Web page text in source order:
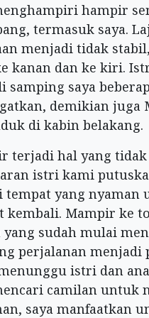
hampir
termasuk saya.
menjadi tidak
kanan dan ke kiri.
samping saya
demikian juga
di kabin belakang.
terjadi hal yang
istri kami
tempat yang nyaman
kembali. Mampir ke
yang sudah mulai
perjalanan menjadi
istri dan
camilan untuk
saya manfaatkan